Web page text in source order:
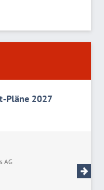
Pläne 2027
AG